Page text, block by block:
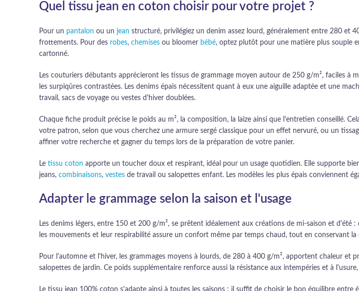
Quel tissu jean en coton choisir pour votre projet ?
Pour un pantalon ou un jean structuré, privilégiez un denim assez lourd, généralement entre 280 et
frottements. Pour des robes, chemises ou bloomer bébé, optez plutôt pour une matière plus souple
cartonné.
Les couturiers débutants apprécieront les tissus de grammage moyen autour de 250 g/m², faciles
les surpiqûres contrastées. Les denims épais nécessitent quant à eux une aiguille adaptée et une
travail, sacs de voyage ou vestes d'hiver doublées.
Chaque fiche produit précise le poids au m², la composition, la laize ainsi que l'entretien conseillé.
votre patron, selon que vous cherchez une armure sergé classique pour un effet nervuré, ou un
affiner votre recherche et gagner du temps lors de la préparation de votre panier.
Le tissu coton apporte un toucher doux et respirant, idéal pour un usage quotidien. Elle supporte
jeans, combinaisons, vestes de travail ou salopettes enfant. Les modèles les plus épais conviennent
Adapter le grammage selon la saison et l'usage
Les denims légers, entre 150 et 200 g/m², se prêtent idéalement aux créations de mi-saison et d'été
les mouvements et leur respirabilité assure un confort même par temps chaud, tout en conservant
Pour l'automne et l'hiver, les grammages moyens à lourds, de 280 à 400 g/m², apportent chaleur et
salopettes de jardin. Ce poids supplémentaire renforce aussi la résistance aux intempéries et à
Le tissu jean 100% coton s'adapte ainsi à toutes les saisons : il suffit de choisir le bon équilibre